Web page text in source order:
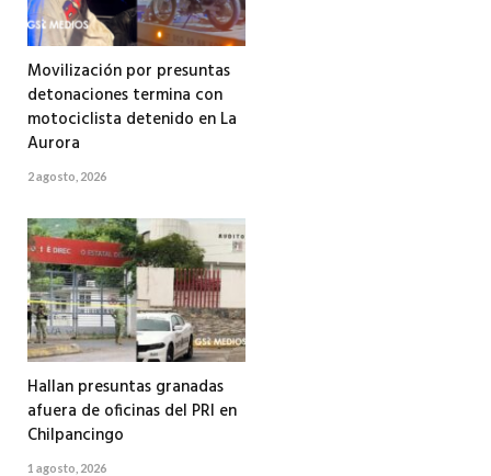
Movilización por presuntas
detonaciones termina con
motociclista detenido en La
Aurora
2 agosto, 2026
Hallan presuntas granadas
afuera de oficinas del PRI en
Chilpancingo
1 agosto, 2026